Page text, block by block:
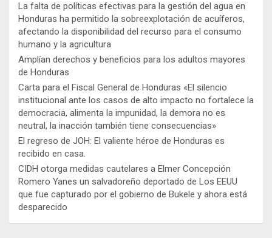
La falta de políticas efectivas para la gestión del agua en
Honduras ha permitido la sobreexplotación de acuíferos,
afectando la disponibilidad del recurso para el consumo
humano y la agricultura
Amplían derechos y beneficios para los adultos mayores
de Honduras
Carta para el Fiscal General de Honduras «El silencio
institucional ante los casos de alto impacto no fortalece la
democracia, alimenta la impunidad, la demora no es
neutral, la inacción también tiene consecuencias»
El regreso de JOH: El valiente héroe de Honduras es
recibido en casa.
CIDH otorga medidas cautelares a Elmer Concepción
Romero Yanes un salvadoreño deportado de Los EEUU
que fue capturado por el gobierno de Bukele y ahora está
desparecido